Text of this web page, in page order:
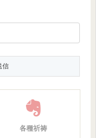
各種祈祷